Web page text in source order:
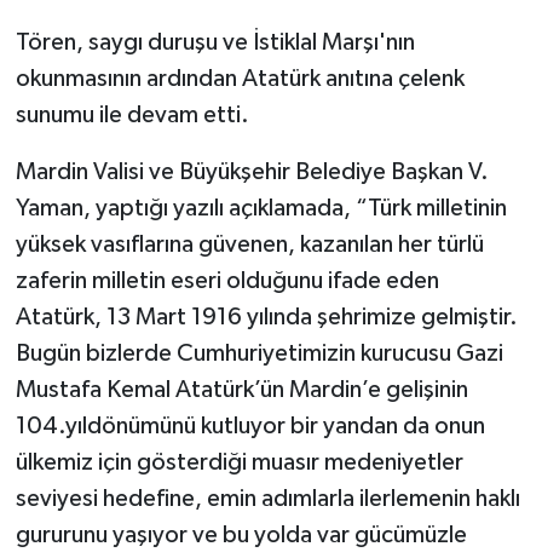
Tören, saygı duruşu ve İstiklal Marşı'nın
okunmasının ardından Atatürk anıtına çelenk
sunumu ile devam etti.
Mardin Valisi ve Büyükşehir Belediye Başkan V.
Yaman, yaptığı yazılı açıklamada, “Türk milletinin
yüksek vasıflarına güvenen, kazanılan her türlü
zaferin milletin eseri olduğunu ifade eden
Atatürk, 13 Mart 1916 yılında şehrimize gelmiştir.
Bugün bizlerde Cumhuriyetimizin kurucusu Gazi
Mustafa Kemal Atatürk’ün Mardin’e gelişinin
104.yıldönümünü kutluyor bir yandan da onun
ülkemiz için gösterdiği muasır medeniyetler
seviyesi hedefine, emin adımlarla ilerlemenin haklı
gururunu yaşıyor ve bu yolda var gücümüzle